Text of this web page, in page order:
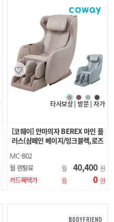
타사보상 | 방문 | 자가
[코웨이] 안마의자 BEREX 마인 플
러스(샴페인 베이지/잉크블랙,로즈
MC-B02
월 렌탈료 월 40,400 원
카드혜택가
월 0 원